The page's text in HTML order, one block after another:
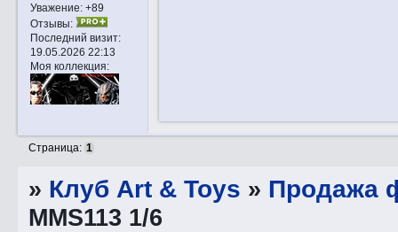
Уважение: +89
Отзывы:
Последний визит:
19.05.2026 22:13
Моя коллекция:
Страница: 1
» Клуб Art & Toys » Продажа
MMS113 1/6